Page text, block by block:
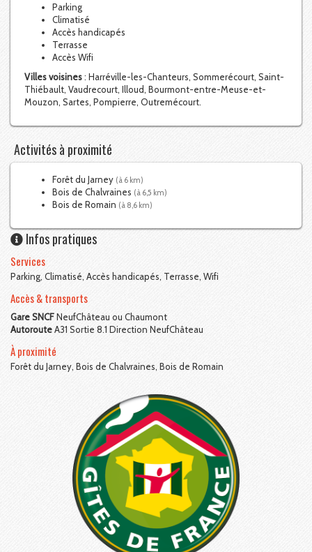
Parking
Climatisé
Accès handicapés
Terrasse
Accès Wifi
Villes voisines: Harréville-les-Chanteurs, Sommerécourt, Saint-
Thiébault, Vaudrecourt, Illoud, Bourmont-entre-Meuse-et-
Mouzon, Sartes, Pompierre, Outremécourt.
Activités à proximité
Forêt du Jarney (à 6 km)
Bois de Chalvraines (à 6,5 km)
Bois de Romain (à 8,6 km)
Infos pratiques
Services
Parking, Climatisé, Accès handicapés, Terrasse, Wifi
Accès & transports
Gare SNCFNeufChâteau ou Chaumont
AutorouteA31 Sortie 8.1 Direction NeufChâteau
À proximité
Forêt du Jarney, Bois de Chalvraines, Bois de Romain